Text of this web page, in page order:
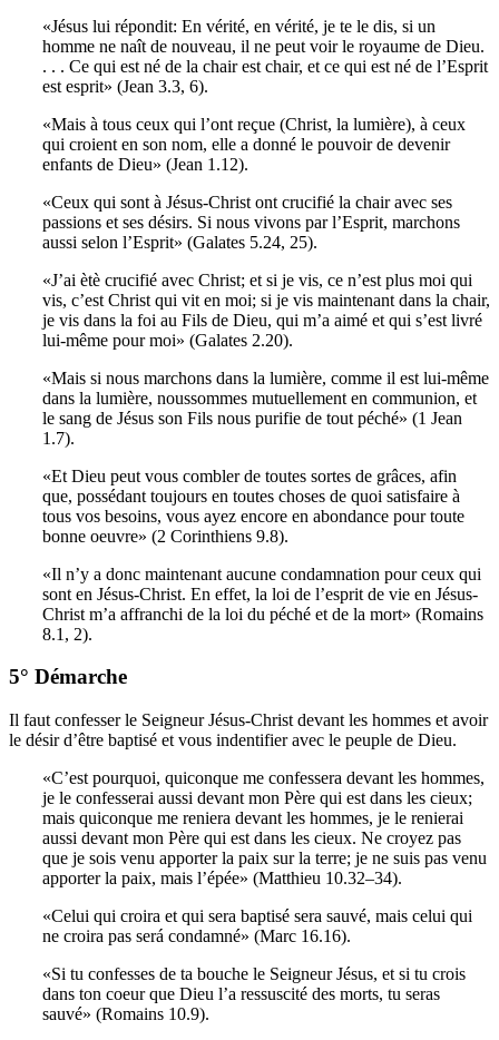
«Jésus lui répondit: En vérité, en vérité, je te le dis, si un
homme ne naît de nouveau, il ne peut voir le royaume de Dieu.
. . . Ce qui est né de la chair est chair, et ce qui est né de l’Esprit
est esprit» (Jean 3.3, 6).
«Mais à tous ceux qui l’ont reçue (Christ, la lumière), à ceux
qui croient en son nom, elle a donné le pouvoir de devenir
enfants de Dieu» (Jean 1.12).
«Ceux qui sont à Jésus-Christ ont crucifié la chair avec ses
passions et ses désirs. Si nous vivons par l’Esprit, marchons
aussi selon l’Esprit» (Galates 5.24, 25).
«J’ai ètè crucifié avec Christ; et si je vis, ce n’est plus moi qui
vis, c’est Christ qui vit en moi; si je vis maintenant dans la chair,
je vis dans la foi au Fils de Dieu, qui m’a aimé et qui s’est livré
lui-même pour moi» (Galates 2.20).
«Mais si nous marchons dans la lumière, comme il est lui-même
dans la lumière, noussommes mutuellement en communion, et
le sang de Jésus son Fils nous purifie de tout péché» (1 Jean
1.7).
«Et Dieu peut vous combler de toutes sortes de grâces, afin
que, possédant toujours en toutes choses de quoi satisfaire à
tous vos besoins, vous ayez encore en abondance pour toute
bonne oeuvre» (2 Corinthiens 9.8).
«Il n’y a donc maintenant aucune condamnation pour ceux qui
sont en Jésus-Christ. En effet, la loi de l’esprit de vie en Jésus-
Christ m’a affranchi de la loi du péché et de la mort» (Romains
8.1, 2).
5° Démarche
Il faut confesser le Seigneur Jésus-Christ devant les hommes et avoir
le désir d’être baptisé et vous indentifier avec le peuple de Dieu.
«C’est pourquoi, quiconque me confessera devant les hommes,
je le confesserai aussi devant mon Père qui est dans les cieux;
mais quiconque me reniera devant les hommes, je le renierai
aussi devant mon Père qui est dans les cieux. Ne croyez pas
que je sois venu apporter la paix sur la terre; je ne suis pas venu
apporter la paix, mais l’épée» (Matthieu 10.32–34).
«Celui qui croira et qui sera baptisé sera sauvé, mais celui qui
ne croira pas será condamné» (Marc 16.16).
«Si tu confesses de ta bouche le Seigneur Jésus, et si tu crois
dans ton coeur que Dieu l’a ressuscité des morts, tu seras
sauvé» (Romains 10.9).